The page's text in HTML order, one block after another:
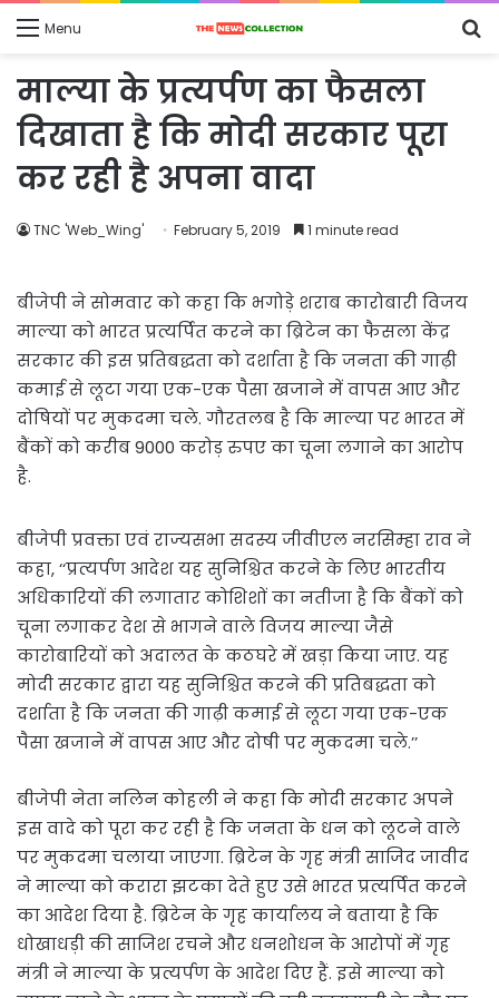
Menu
माल्या के प्रत्यर्पण का फैसला
दिखाता है कि मोदी सरकार पूरा
कर रही है अपना वादा
TNC 'Web_Wing' February 5, 2019 1 minute read
बीजेपी ने सोमवार को कहा कि भगोड़े शराब कारोबारी विजय
माल्या को भारत प्रत्यर्पित करने का ब्रिटेन का फैसला केंद्र
सरकार की इस प्रतिबद्धता को दर्शाता है कि जनता की गाढ़ी
कमाई से लूटा गया एक-एक पैसा खजाने में वापस आए और
दोषियों पर मुकदमा चले. गौरतलब है कि माल्या पर भारत में
बैंकों को करीब 9000 करोड़ रुपए का चूना लगाने का आरोप
है.
बीजेपी प्रवक्ता एवं राज्यसभा सदस्य जीवीएल नरसिम्हा राव ने
कहा, ‘‘प्रत्यर्पण आदेश यह सुनिश्चित करने के लिए भारतीय
अधिकारियों की लगातार कोशिशों का नतीजा है कि बैंकों को
चूना लगाकर देश से भागने वाले विजय माल्या जैसे
कारोबारियों को अदालत के कठघरे में खड़ा किया जाए. यह
मोदी सरकार द्वारा यह सुनिश्चित करने की प्रतिबद्धता को
दर्शाता है कि जनता की गाढ़ी कमाई से लूटा गया एक-एक
पैसा खजाने में वापस आए और दोषी पर मुकदमा चले.’’
बीजेपी नेता नलिन कोहली ने कहा कि मोदी सरकार अपने
इस वादे को पूरा कर रही है कि जनता के धन को लूटने वाले
पर मुकदमा चलाया जाएगा. ब्रिटेन के गृह मंत्री साजिद जावीद
ने माल्या को करारा झटका देते हुए उसे भारत प्रत्यर्पित करने
का आदेश दिया है. ब्रिटेन के गृह कार्यालय ने बताया है कि
धोखाधड़ी की साजिश रचने और धनशोधन के आरोपों में गृह
मंत्री ने माल्या के प्रत्यर्पण के आदेश दिए हैं. इसे माल्या को